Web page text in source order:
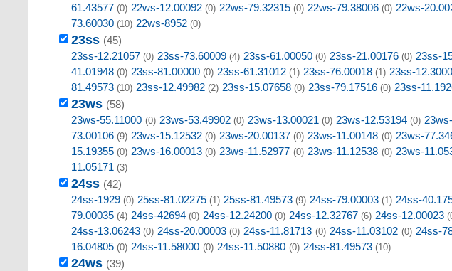
61.43577 (0) 22ws-12.00092 (0) 22ws-79.32315 (0) 22ws-79.38006 (0) 22ws-
73.60030 (10) 22ws-8952 (0)
23ss (45)
23ss-12.21057 (0) 23ss-73.60009 (4) 23ss-61.00050 (0) 23ss-21.00176 (0) 23ss-
41.01948 (0) 23ss-81.00000 (0) 23ss-61.31012 (1) 23ss-76.00018 (1) 23ss-
81.49573 (10) 23ss-12.49982 (2) 23ss-15.07658 (0) 23ss-79.17516 (0) 23ss-
23ws (58)
23ws-55.11000 (0) 23ws-53.49902 (0) 23ws-13.00021 (0) 23ws-12.53194 (0)
73.00106 (9) 23ws-15.12532 (0) 23ws-20.00137 (0) 23ws-11.00148 (0) 23ws-
15.19355 (0) 23ws-16.00013 (0) 23ws-11.52977 (0) 23ws-11.12538 (0) 23ws-
11.05171 (3)
24ss (42)
24ss-1929 (0) 25ss-81.02275 (1) 25ss-81.49573 (9) 24ss-79.00003 (1) 24ss-
79.00035 (4) 24ss-42694 (0) 24ss-12.24200 (0) 24ss-12.32767 (6) 24ss-12.00023
24ss-13.06243 (0) 24ss-20.00003 (0) 24ss-11.81713 (0) 24ss-11.03102 (0) 24ss-
16.04805 (0) 24ss-11.58000 (0) 24ss-11.50880 (0) 24ss-81.49573 (10)
24ws (39)